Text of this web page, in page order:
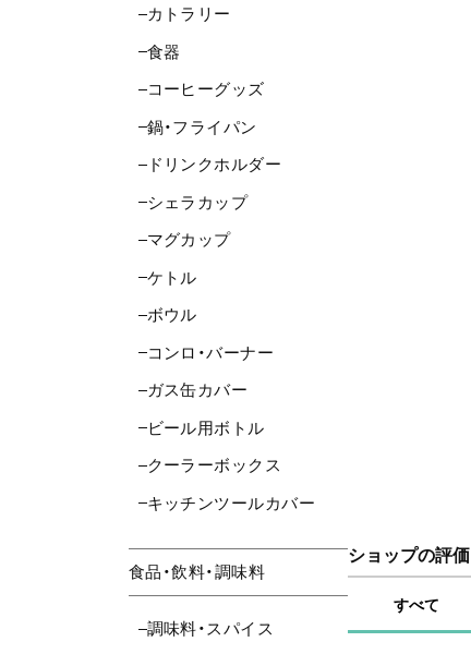
カトラリー
食器
コーヒーグッズ
鍋・フライパン
ドリンクホルダー
シェラカップ
マグカップ
ケトル
ボウル
コンロ・バーナー
ガス缶カバー
ビール用ボトル
クーラーボックス
キッチンツールカバー
食品・飲料・調味料
調味料・スパイス
ショップの評価
すべて